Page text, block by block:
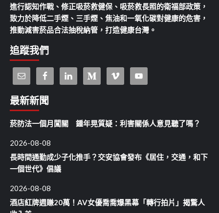
進行認知作戰、修正吸菸救健保、吸菸救長照的衛福部政策，
致力於降低二手煙、三手煙、焦油和一氧化碳對健康的危害，
推動減害菸品合法抽稅納管，打造健康台灣。
追蹤我們
最新新聞
菸防法一個月闖關 鍾年晃質疑：利害關係人意見聽了嗎？
2026-08-08
長時間通勤成少子化推手？交安協會發布《居住，交通，和下
一個世代》倡議
2026-08-08
酒店紅牌週賺20萬！AV女優喬喬爆黑幕「轉行拍片」揭驚人